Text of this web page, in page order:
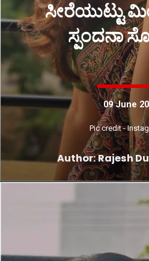
Pic credit -
Author: Rajesh
ಸೀರೆಯುಟ್ಟು
ಸ್ಪಂದನಾ
09 June